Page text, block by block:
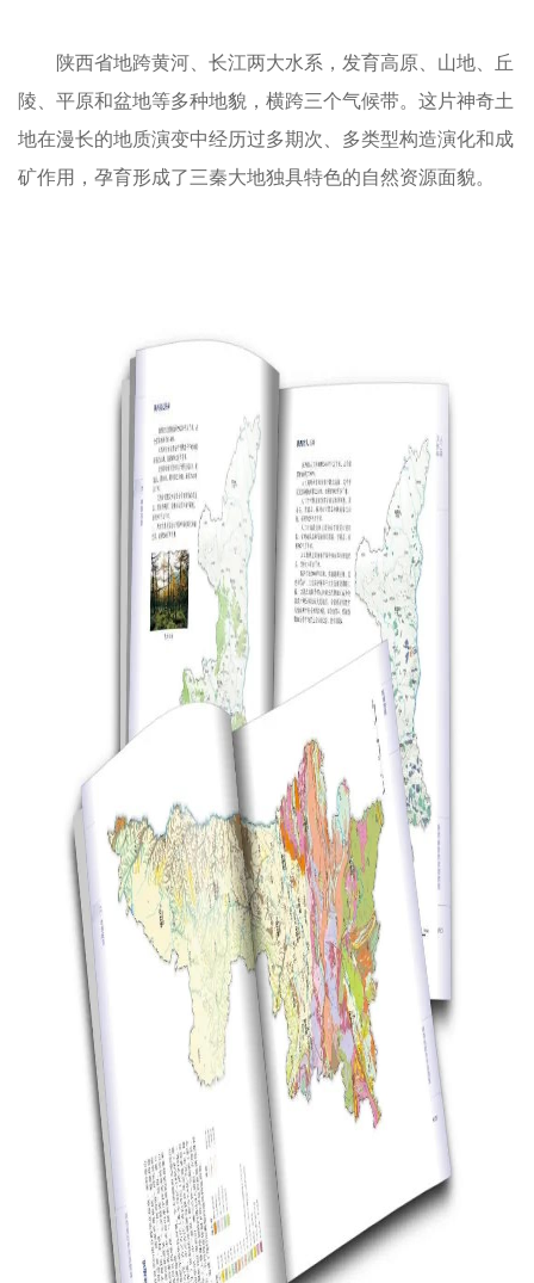
陕西省地跨黄河、长江两大水系，发育高原、山地、丘
陵、平原和盆地等多种地貌，横跨三个气候带。这片神奇土
地在漫长的地质演变中经历过多期次、多类型构造演化和成
矿作用，孕育形成了三秦大地独具特色的自然资源面貌。